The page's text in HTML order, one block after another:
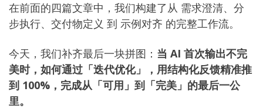
在前面的四篇文章中，我们构建了从 需求澄清、 分
步执行、 交付物定义 到 示例对齐 的完整工作流。
今天，我们补齐最后一块拼图： 当 AI 首次输出不完
美时，如何通过「迭代优化」，用结构化反馈精准推
到 100%，完成从「可用」到「完美」的最后一公
里。